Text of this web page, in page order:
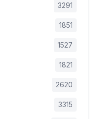
3291
1851
1527
1821
2620
3315